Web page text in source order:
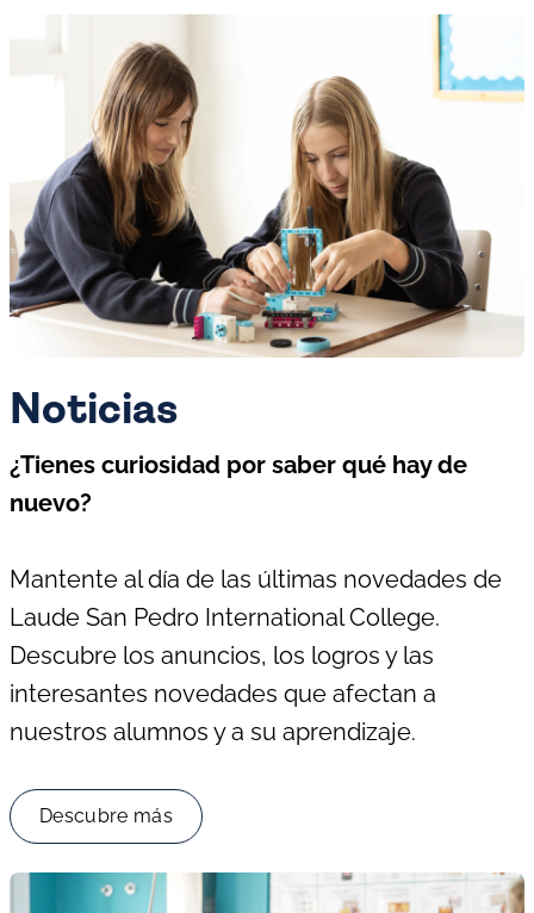
Noticias
¿Tienes curiosidad por saber qué hay de
nuevo?
Mantente al día de las últimas novedades de
Laude San Pedro International College.
Descubre los anuncios, los logros y las
interesantes novedades que afectan a
nuestros alumnos y a su aprendizaje.
Descubre más